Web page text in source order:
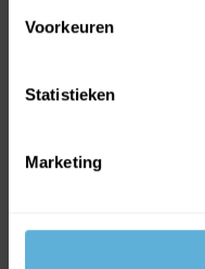
Voorkeuren
Statistieken
Marketing
MEEST VERKOCHTE GLAS
Gehard glas
Instagram